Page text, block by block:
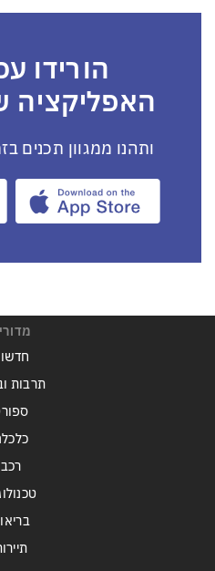
הורידו
האפליקציה
ותהנו ממגוון תכנים
תרבות
רכב